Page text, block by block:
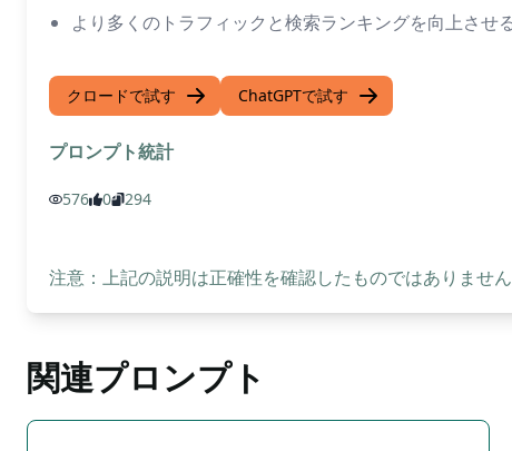
より多くのトラフィックと検索ランキングを向上させ
クロードで試す ChatGPTで試す
プロンプト統計
576 0 294
注意：上記の説明は正確性を確認したものではありませ
関連プロンプト